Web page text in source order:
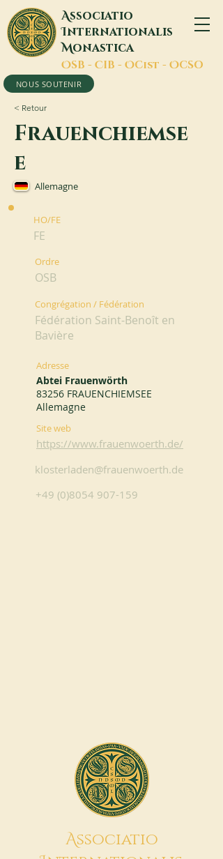
Associatio
Internationalis
Monastica
OSB - CIB - OCist - OCSO
NOUS SOUTENIR
< Retour
Frauenchiemse
e
Allemagne
HO/FE
FE
Ordre
OSB
Congrégation / Fédération
Fédération Saint-Benoît en
Bavière
Adresse
Abtei Frauenwörth
83256 FRAUENCHIEMSEE
Allemagne
Site web
https://www.frauenwoerth.de/
klosterladen@frauenwoerth.de
+49 (0)8054 907-159
Associatio